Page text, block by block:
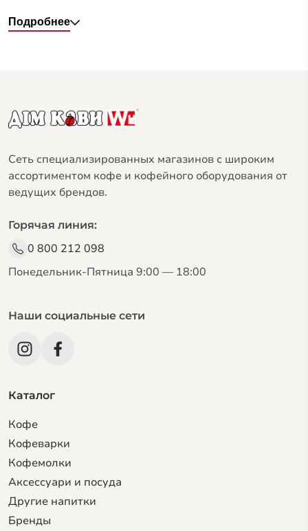
Подробнее
Сеть специализированных магазинов с широким
ассортиментом кофе и кофейного оборудования от
ведущих брендов.
Горячая линия:
0 800 212 098
Понедельник-Пятница 9:00 — 18:00
Наши социальные сети
Каталог
Кофе
Кофеварки
Кофемолки
Аксессуари и посуда
Другие напитки
Бренды